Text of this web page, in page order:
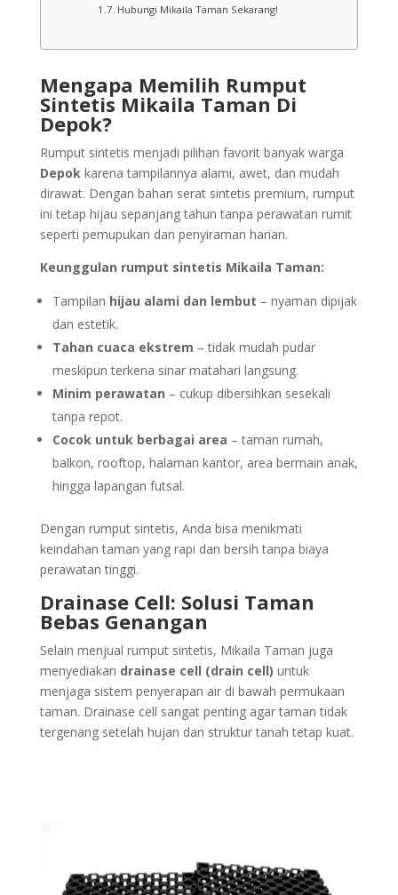
Hubungi Mikaila Taman Sekarang!
Mengapa Memilih Rumput
Sintetis Mikaila Taman Di
Depok?
Rumput sintetis menjadi pilihan favorit banyak warga
Depok karena tampilannya alami, awet, dan mudah
dirawat. Dengan bahan serat sintetis premium, rumput
ini tetap hijau sepanjang tahun tanpa perawatan rumit
seperti pemupukan dan penyiraman harian.
Keunggulan rumput sintetis Mikaila Taman:
Tampilan hijau alami dan lembut – nyaman dipijak
dan estetik.
Tahan cuaca ekstrem – tidak mudah pudar
meskipun terkena sinar matahari langsung.
Minim perawatan – cukup dibersihkan sesekali
tanpa repot.
Cocok untuk berbagai area – taman rumah,
balkon, rooftop, halaman kantor, area bermain anak,
hingga lapangan futsal.
Dengan rumput sintetis, Anda bisa menikmati
keindahan taman yang rapi dan bersih tanpa biaya
perawatan tinggi.
Drainase Cell: Solusi Taman
Bebas Genangan
Selain menjual rumput sintetis, Mikaila Taman juga
menyediakan drainase cell (drain cell) untuk
menjaga sistem penyerapan air di bawah permukaan
taman. Drainase cell sangat penting agar taman tidak
tergenang setelah hujan dan struktur tanah tetap kuat.